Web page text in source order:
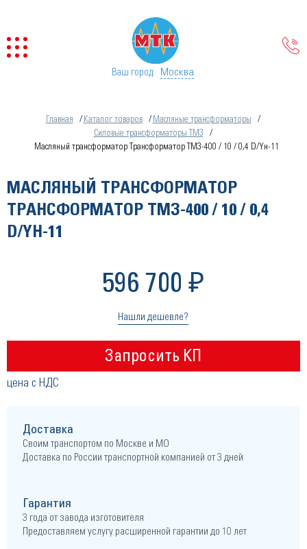
Ваш город: Москва
Главная Каталог товаров
Масляные трансформаторы
Силовые трансформаторы ТМЗ
Масляный трансформатор Трансформатор ТМЗ-400 / 10 / 0,4 D/Yн-11
МАСЛЯНЫЙ ТРАНСФОРМАТОР
ТРАНСФОРМАТОР ТМЗ-400 / 10 / 0,4
D/YН-11
596 700 ₽
Нашли дешевле?
Запросить КП
цена с НДС
Доставка
Своим транспортом по Москве и МО
Доставка по России транспортной компанией от 3 дней
Гарантия
3 года от завода изготовителя
Предоставляем услугу расширенной гарантии до 10 лет